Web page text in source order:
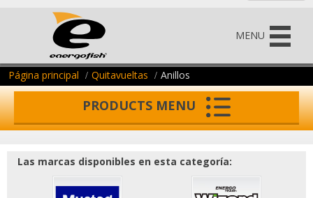
MENU
Página principal Quitavueltas Anillos
PRODUCTS MENU
Las marcas disponibles en esta categoría: